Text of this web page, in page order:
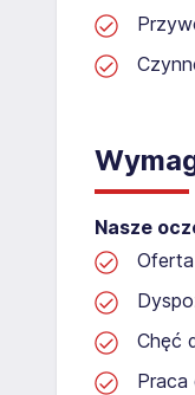
Nasze
Chęć